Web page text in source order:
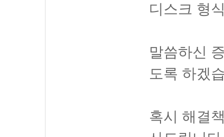
디스크 형
말씀하신
도록 하겠
혹시 해결